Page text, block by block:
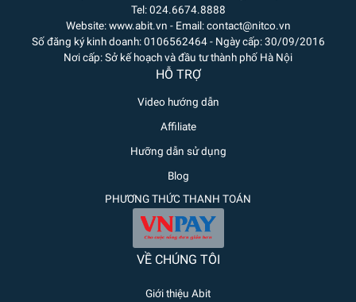
Tel: 024.6674.8888
Website: www.abit.vn - Email: contact@nitco.vn
Số đăng ký kinh doanh: 0106562464 - Ngày cấp: 30/09/2016
Nơi cấp: Sở kế hoạch và đầu tư thành phố Hà Nội
HỖ TRỢ
Video hướng dẫn
Affiliate
Hưỡng dẫn sử dụng
Blog
PHƯƠNG THỨC THANH TOÁN
VỀ CHÚNG TÔI
Giới thiệu Abit